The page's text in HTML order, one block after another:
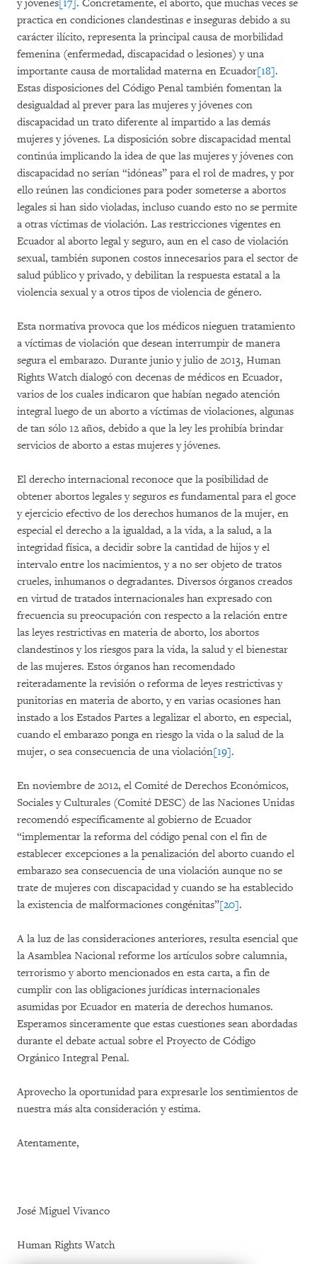
y jóvenes [17] . Concretamente, el aborto, que muchas veces se
practica en condiciones clandestinas e inseguras debido a su
carácter ilícito, representa la principal causa de morbilidad
femenina (enfermedad, discapacidad o lesiones) y una
importante causa de mortalidad materna en Ecuador[18].
Estas disposiciones del Código Penal también fomentan la
desigualdad al prever para las mujeres y jóvenes con
discapacidad un trato diferente al impartido a las demás
mujeres y jóvenes. La disposición sobre discapacidad mental
continúa implicando la idea de que las mujeres y jóvenes con
discapacidad no serían “idóneas” para el rol de madres, y por
ello reúnen las condiciones para poder someterse a abortos
legales si han sido violadas, incluso cuando esto no se permite
a otras víctimas de violación. Las restricciones vigentes en
Ecuador al aborto legal y seguro, aun en el caso de violación
sexual, también suponen costos innecesarios para el sector de
salud público y privado, y debilitan la respuesta estatal a la
violencia sexual y a otros tipos de violencia de género.
Esta normativa provoca que los médicos nieguen tratamiento
a víctimas de violación que desean interrumpir de manera
segura el embarazo. Durante junio y julio de 2013, Human
Rights Watch dialogó con decenas de médicos en Ecuador,
varios de los cuales indicaron que habían negado atención
integral luego de un aborto a víctimas de violaciones, algunas
de tan sólo 12 años, debido a que la ley les prohibía brindar
servicios de aborto a estas mujeres y jóvenes.
El derecho internacional reconoce que la posibilidad de
obtener abortos legales y seguros es fundamental para el goce
y ejercicio efectivo de los derechos humanos de la mujer, en
especial el derecho a la igualdad, a la vida, a la salud, a la
integridad física, a decidir sobre la cantidad de hijos y el
intervalo entre los nacimientos, y a no ser objeto de tratos
crueles, inhumanos o degradantes. Diversos órganos creados
en virtud de tratados internacionales han expresado con
frecuencia su preocupación con respecto a la relación entre
las leyes restrictivas en materia de aborto, los abortos
clandestinos y los riesgos para la vida, la salud y el bienestar
de las mujeres. Estos órganos han recomendado
reiteradamente la revisión o reforma de leyes restrictivas y
punitorias en materia de aborto, y en varias ocasiones han
instado a los Estados Partes a legalizar el aborto, en especial,
cuando el embarazo ponga en riesgo la vida o la salud de la
mujer, o sea consecuencia de una violación[19].
En noviembre de 2012, el Comité de Derechos Económicos,
Sociales y Culturales (Comité DESC) de las Naciones Unidas
recomendó específicamente al gobierno de Ecuador
“implementar la reforma del código penal con el fin de
establecer excepciones a la penalización del aborto cuando el
embarazo sea consecuencia de una violación aunque no se
trate de mujeres con discapacidad y cuando se ha establecido
la existencia de malformaciones congénitas”[20].
A la luz de las consideraciones anteriores, resulta esencial que
la Asamblea Nacional reforme los artículos sobre calumnia,
terrorismo y aborto mencionados en esta carta, a fin de
cumplir con las obligaciones jurídicas internacionales
asumidas por Ecuador en materia de derechos humanos.
Esperamos sinceramente que estas cuestiones sean abordadas
durante el debate actual sobre el Proyecto de Código
Orgánico Integral Penal.
Aprovecho la oportunidad para expresarle los sentimientos de
nuestra más alta consideración y estima.
Atentamente,
José Miguel Vivanco
Human Rights Watch